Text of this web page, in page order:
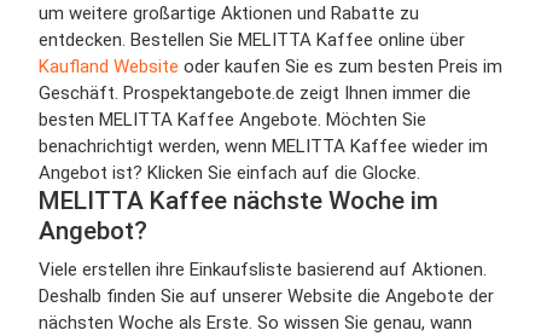
um weitere großartige Aktionen und Rabatte zu
entdecken. Bestellen Sie MELITTA Kaffee online über
Kaufland Website oder kaufen Sie es zum besten Preis im
Geschäft. Prospektangebote.de zeigt Ihnen immer die
besten MELITTA Kaffee Angebote. Möchten Sie
benachrichtigt werden, wenn MELITTA Kaffee wieder im
Angebot ist? Klicken Sie einfach auf die Glocke.
MELITTA Kaffee nächste Woche im
Angebot?
Viele erstellen ihre Einkaufsliste basierend auf Aktionen.
Deshalb finden Sie auf unserer Website die Angebote der
nächsten Woche als Erste. So wissen Sie genau, wann